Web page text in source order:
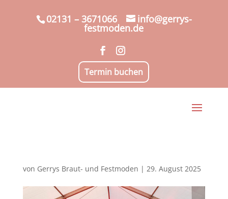
02131 – 3671066 info@gerrys-
festmoden.de
Termin buchen
von Gerrys Braut- und Festmoden | 29. August 2025